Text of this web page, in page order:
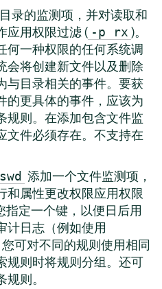
目录的监测项，并对读取和
应用权限过滤 ( -p rx )。
何一种权限的任何系统调
会将创建新文件以及删除
与目录相关的事件。要获
的更具体的事件，应该为
规则。在添加包含文件监
文件必须存在。不支持在
添加一个文件监测项，
和属性更改权限应用权限
指定一个键，以便日后用
计日志（例如使用
可对不同的规则使用相同
规则时将规则分组。还可
则。